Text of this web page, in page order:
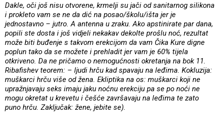
Dakle, oči još nisu otvorene, krmelji su jači od sanitarnog silikona
i prokleto vam se ne da dić na posao/školu/išta jer je
jednostavno – jutro. A antenna u zraku. Ako apstinirate par dana,
popili ste dosta i još vidjeli nekakav dekolte prošlu noć, rezultat
može biti buđenje s takvom erekcijom da vam Čika Kure digne
poplun tako da se možete i prehladit jer vam je 60% tijela
otkriveno. Da ne pričamo o nemogućnosti okretanja na bok 11.
Ribafishev teorem: – ljudi hrču kad spavaju na leđima. Kokluzija:
muškarci hrču više od žena. Ekliptika na os: muškarci koji ne
upražnjavaju seks imaju jaku noćnu erekciju pa se po noći ne
mogu okretat u krevetu i češće završavaju na leđima te zato
puno hrču. Zaključak: žene, jebite se).